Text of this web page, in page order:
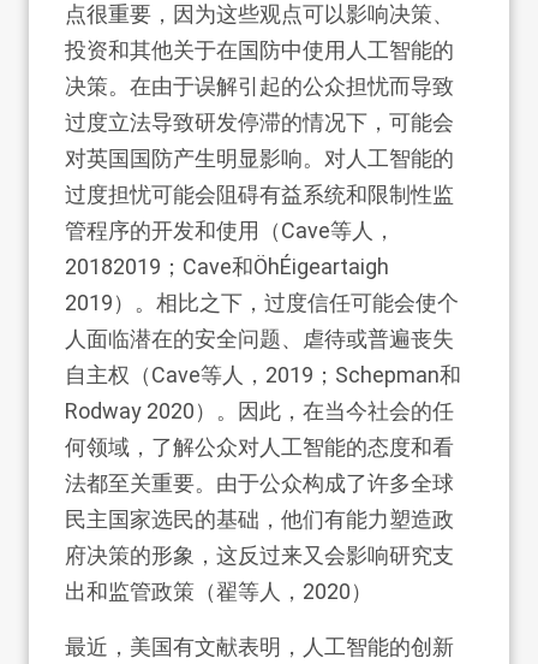
点很重要，因为这些观点可以影响决策、
投资和其他关于在国防中使用人工智能的
决策。在由于误解引起的公众担忧而导致
过度立法导致研发停滞的情况下，可能会
对英国国防产生明显影响。对人工智能的
过度担忧可能会阻碍有益系统和限制性监
管程序的开发和使用（Cave等人，
20182019；Cave和ÖhÉigeartaigh
2019）。相比之下，过度信任可能会使个
人面临潜在的安全问题、虐待或普遍丧失
自主权（Cave等人，2019；Schepman和
Rodway 2020）。因此，在当今社会的任
何领域，了解公众对人工智能的态度和看
法都至关重要。由于公众构成了许多全球
民主国家选民的基础，他们有能力塑造政
府决策的形象，这反过来又会影响研究支
出和监管政策（翟等人，2020）
最近，美国有文献表明，人工智能的创新